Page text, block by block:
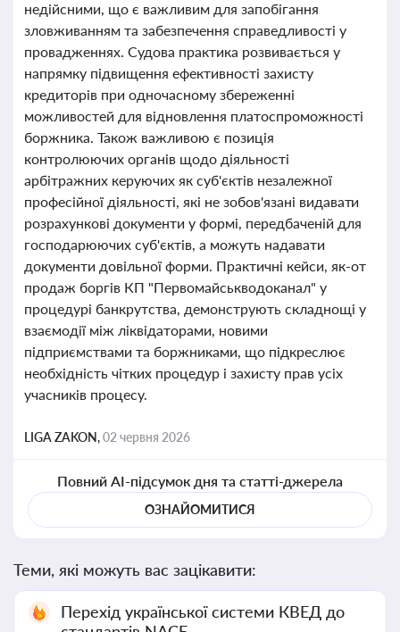
недійсними, що є важливим для запобігання
зловживанням та забезпечення справедливості у
провадженнях. Судова практика розвивається у
напрямку підвищення ефективності захисту
кредиторів при одночасному збереженні
можливостей для відновлення платоспроможності
боржника. Також важливою є позиція
контролюючих органів щодо діяльності
арбітражних керуючих як суб'єктів незалежної
професійної діяльності, які не зобов'язані видавати
розрахункові документи у формі, передбаченій для
господарюючих суб'єктів, а можуть надавати
документи довільної форми. Практичні кейси, як-от
продаж боргів КП "Первомайськводоканал" у
процедурі банкрутства, демонструють складнощі у
взаємодії між ліквідаторами, новими
підприємствами та боржниками, що підкреслює
необхідність чітких процедур і захисту прав усіх
учасників процесу.
LIGA ZAKON,02 червня 2026
Повний AI-підсумок дня та статті-джерела
ОЗНАЙОМИТИСЯ
Теми, які можуть вас зацікавити:
Перехід української системи КВЕД до